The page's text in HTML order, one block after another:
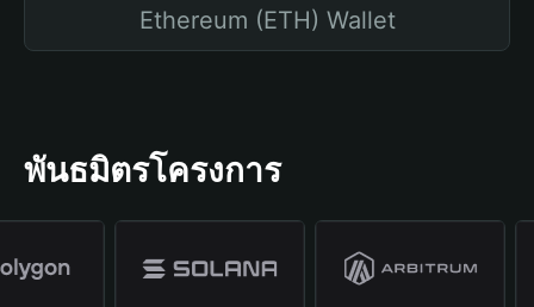
Ethereum (ETH) Wallet
พันธมิตรโครงการ